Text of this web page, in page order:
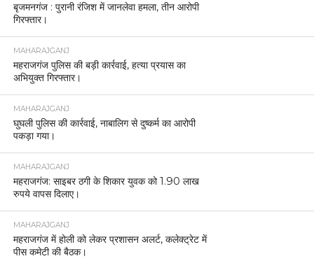
बृजमनगंज : पुरानी रंजिश में जानलेवा हमला, तीन आरोपी
गिरफ्तार।
MAHARAJGANJ
महराजगंज पुलिस की बड़ी कार्रवाई, हत्या प्रयास का
अभियुक्त गिरफ्तार।
MAHARAJGANJ
घुघली पुलिस की कार्रवाई, नाबालिग से दुष्कर्म का आरोपी
पकड़ा गया।
MAHARAJGANJ
महराजगंज: साइबर ठगी के शिकार युवक को 1.90 लाख
रुपये वापस दिलाए।
MAHARAJGANJ
महराजगंज में होली को लेकर प्रशासन अलर्ट, कलेक्ट्रेट में
पीस कमेटी की बैठक।